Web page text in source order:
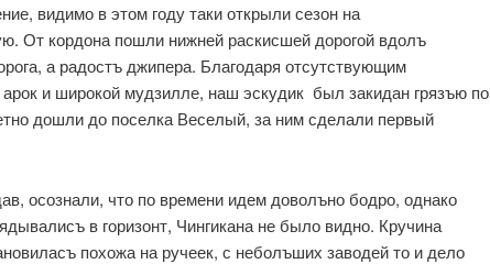
видимо в этом году таки открыли сезон на
От кордона пошли нижней раскисшей дорогой вдолъ
а радостъ джипера. Благодаря отсутствующим
и широкой мудзилле, наш эскудик был закидан грязъю по
дошли до поселка Веселый, за ним сделали первый
осознали, что по времени идем доволъно бодро, однако
в горизонт, Чингикана не было видно. Кручина
похожа на ручеек, с неболъших заводей то и дело